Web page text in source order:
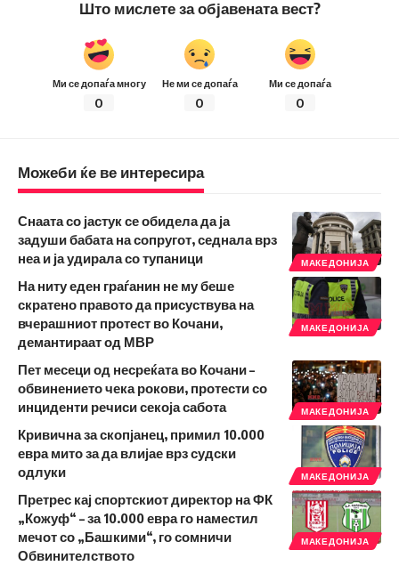
Што мислете за објавената вест?
Ми се допаѓа многу
0
Не ми се допаѓа
0
Ми се допаѓа
0
Можеби ќе ве интересира
МАКЕДОНИЈА
Снаата со јастук се обидела да ја
задуши бабата на сопругот, седнала врз
неа и ја удирала со тупаници
МАКЕДОНИЈА
На ниту еден граѓанин не му беше
скратено правото да присуствува на
вчерашниот протест во Кочани,
демантираат од МВР
МАКЕДОНИЈА
Пет месеци од несреќата во Кочани –
обвинението чека рокови, протести со
инциденти речиси секоја сабота
МАКЕДОНИЈА
Кривична за скопјанец, примил 10.000
евра мито за да влијае врз судски
одлуки
МАКЕДОНИЈА
Претрес кај спортскиот директор на ФК
„Кожуф“ – за 10.000 евра го наместил
мечот со „Башкими“, го сомничи
Обвинителството